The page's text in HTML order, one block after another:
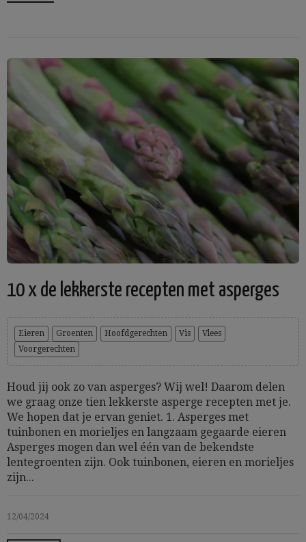
10 x de lekkerste recepten met asperges
Eieren Groenten Hoofdgerechten Vis
Vlees
Voorgerechten
Houd jij ook zo van asperges? Wij wel! Daarom delen
we graag onze tien lekkerste asperge recepten met je.
We hopen dat je ervan geniet. 1. Asperges met
tuinbonen en morieljes en langzaam gegaarde eieren
Asperges mogen dan wel één van de bekendste
lentegroenten zijn. Ook tuinbonen, eieren en morieljes
zijn...
12/04/2024